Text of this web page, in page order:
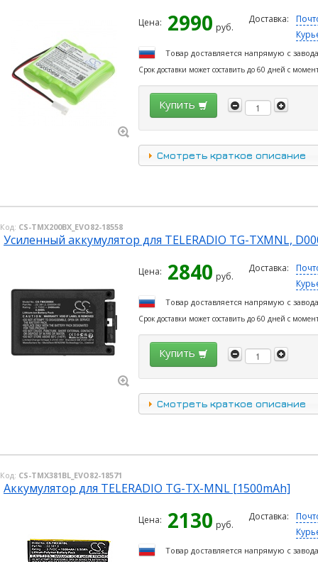
Цена: 2990 руб.
Доставка:
Товар доставляется напрямую с
Срок доставки может составить до 60 дней с
Купить
Смотреть краткое описание
Код: CS-TMX200BX_EVO82-18558
Усиленный аккумулятор для TELERADIO TG-TXMNL,
Цена: 2840 руб.
Доставка:
Товар доставляется напрямую с
Срок доставки может составить до 60 дней с
Купить
Смотреть краткое описание
Код: CS-TMX381BL_EVO82-18571
Аккумулятор для TELERADIO TG-TX-MNL [1500mAh]
Цена: 2130 руб.
Доставка:
Товар доставляется напрямую с